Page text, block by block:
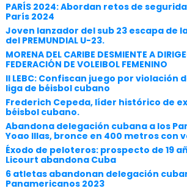
PARÍS 2024: Abordan retos de
París 2024
Joven lanzador del sub 23 escapa de
del PREMUNDIAL U-23.
MORENA DEL CARIBE DESMIENTE A
FEDERACIÓN DE VOLEIBOL FEMENINO
II LEBC: Confiscan juego por violación
liga de béisbol cubano
Frederich Cepeda, líder histórico de
béisbol cubano.
Abandona delegación cubana a los
Yoao Illas, bronce en 400 metros con
Éxodo de peloteros: prospecto de 19
Licourt abandona Cuba
6 atletas abandonan delegación
Panamericanos 2023